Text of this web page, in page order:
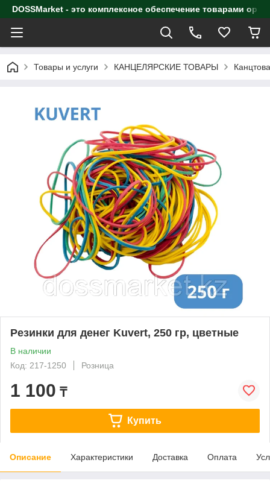
DOSSMarket - это комплексное обеспечение товарами
Товары и услуги КАНЦЕЛЯРСКИЕ ТОВАРЫ
Резинки для денег Kuvert, 250 гр, цветные
В наличии
Код: 217-1250
Розница
1 100 ₸
Купить
Описание Характеристики Доставка Оплата